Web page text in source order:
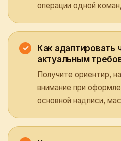
операции одной
Как адаптировать
актуальным
Получите ориентир,
внимание при
основной надписи,